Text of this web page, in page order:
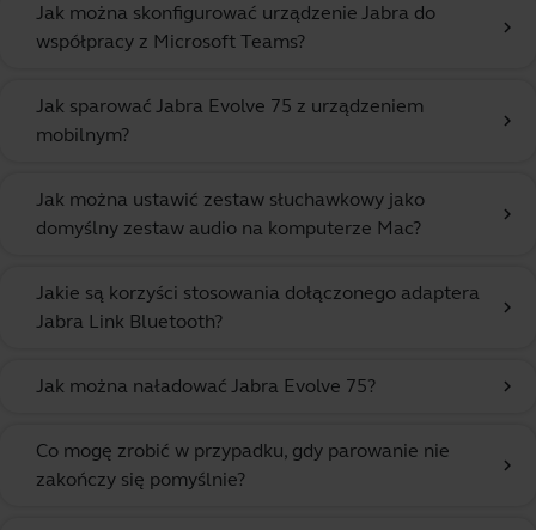
Jak można skonfigurować urządzenie Jabra do
współpracy z Microsoft Teams?
chevron_right
Jak sparować Jabra Evolve 75 z urządzeniem
mobilnym?
chevron_right
Jak można ustawić zestaw słuchawkowy jako
domyślny zestaw audio na komputerze Mac?
chevron_right
Jakie są korzyści stosowania dołączonego adaptera
Jabra Link Bluetooth?
chevron_right
Jak można naładować Jabra Evolve 75? chevron_right
Co mogę zrobić w przypadku, gdy parowanie nie
zakończy się pomyślnie?
chevron_right